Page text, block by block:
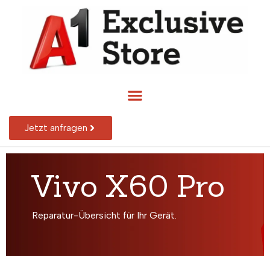
Jetzt anfragen
Vivo X60 Pro
Reparatur-Übersicht für Ihr Gerät.